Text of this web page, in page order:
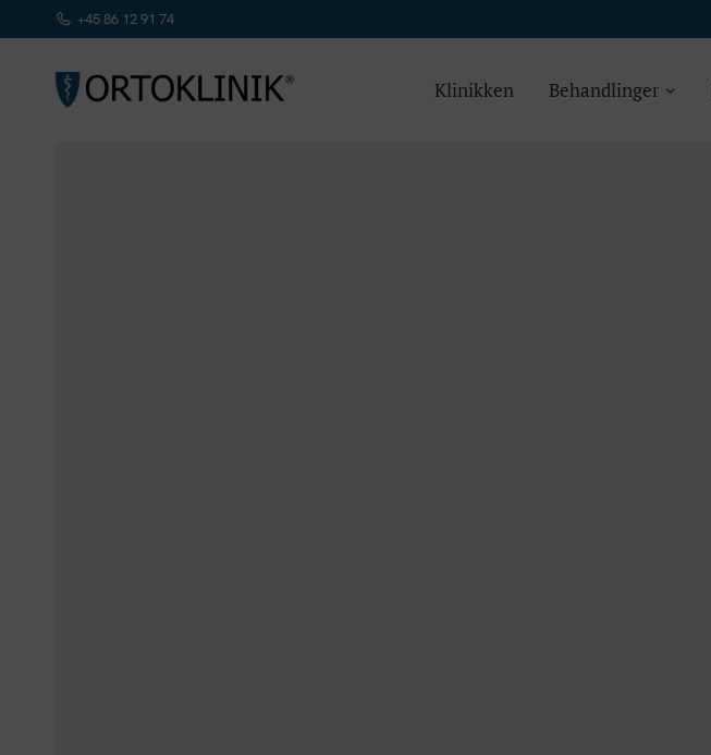
+45 86 12 91 74
Klinikken Behandlinger